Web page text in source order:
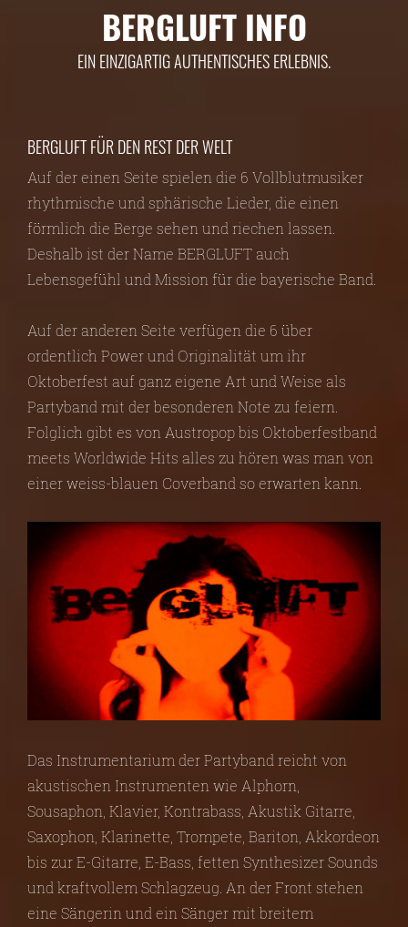
BERGLUFT INFO
EIN EINZIGARTIG AUTHENTISCHES ERLEBNIS.
BERGLUFT FÜR DEN REST DER WELT
Auf der einen Seite spielen die 6 Vollblutmusiker
rhythmische und sphärische Lieder, die einen
förmlich die Berge sehen und riechen lassen.
Deshalb ist der Name BERGLUFT auch
Lebensgefühl und Mission für die bayerische Band.
Auf der anderen Seite verfügen die 6 über
ordentlich Power und Originalität um ihr
Oktoberfest auf ganz eigene Art und Weise als
Partyband mit der besonderen Note zu feiern.
Folglich gibt es von Austropop bis Oktoberfestband
meets Worldwide Hits alles zu hören was man von
einer weiss-blauen Coverband so erwarten kann.
Das Instrumentarium der Partyband reicht von
akustischen Instrumenten wie Alphorn,
Sousaphon, Klavier, Kontrabass, Akustik Gitarre,
Saxophon, Klarinette, Trompete, Bariton, Akkordeon
bis zur E-Gitarre, E-Bass, fetten Synthesizer Sounds
und kraftvollem Schlagzeug. An der Front stehen
eine Sängerin und ein Sänger mit breitem